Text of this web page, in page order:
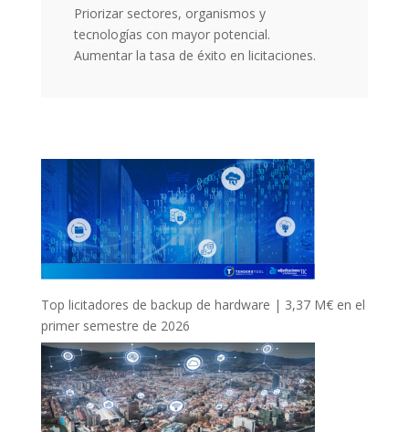
Priorizar sectores, organismos y
tecnologías con mayor potencial.
Aumentar la tasa de éxito en licitaciones.
Top licitadores de backup de hardware | 3,37 M€ en el
primer semestre de 2026